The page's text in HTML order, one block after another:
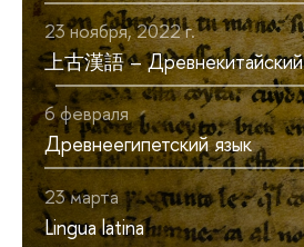
23 ноября, 2022 г.
上古漢語 – Древнекитайский
6 февраля
Древнеегипетский язык
23 марта
Lingua latina